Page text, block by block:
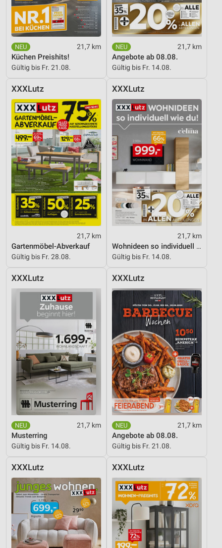
21,7 km
Küchen Preishits!
Gültig bis Fr. 21.08.
21,7 km
Angebote ab 08.08.
Gültig bis Fr. 14.08.
XXXLutz
21,7 km
Gartenmöbel-Abverkauf
Gültig bis Fr. 28.08.
XXXLutz
21,7 km
Wohnideen so individuell wie du!
Gültig bis Fr. 14.08.
XXXLutz
21,7 km
Musterring
Gültig bis Fr. 14.08.
XXXLutz
21,7 km
Angebote ab 08.08.
Gültig bis Fr. 21.08.
XXXLutz XXXLutz
Geräte anhand von aktiv angeforderten
Informationen identifizieren
Nicht-IAB-Verarbeitungszwecke:
Notwendig
Performance
Funktional
Werbung